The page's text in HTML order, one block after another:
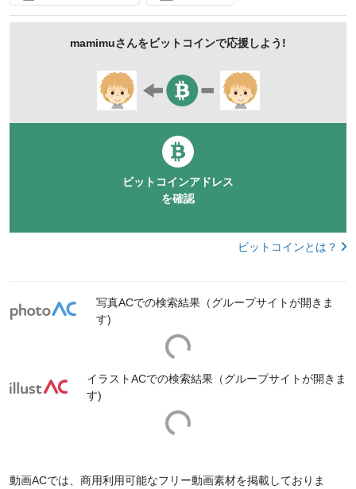
mamimuさんをビットコインで応援しよう!
ビットコインアドレス
を確認
ビットコインとは？
写真ACでの検索結果（グループサイトが開きま
す)
Loading...
イラストACでの検索結果（グループサイトが開きま
す)
Loading...
動画ACでは、商用利用可能なフリー動画素材を掲載しておりま